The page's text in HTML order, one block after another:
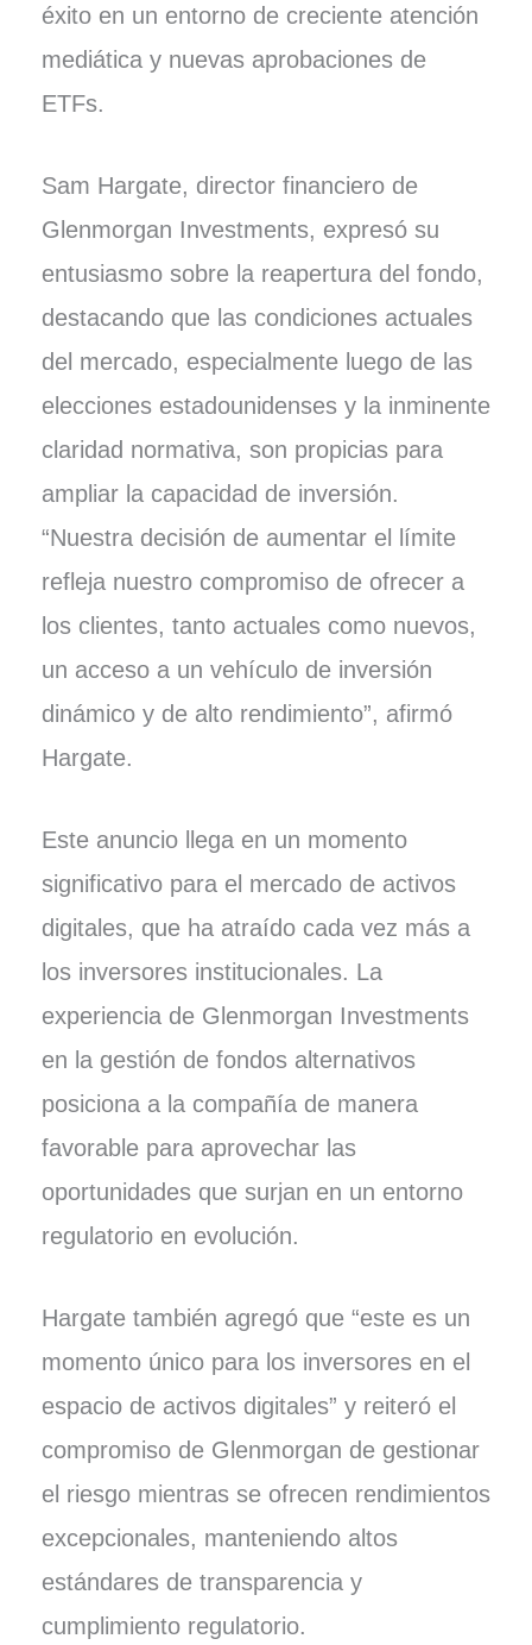
éxito en un entorno de creciente atención
mediática y nuevas aprobaciones de
ETFs.
Sam Hargate, director financiero de
Glenmorgan Investments, expresó su
entusiasmo sobre la reapertura del fondo,
destacando que las condiciones actuales
del mercado, especialmente luego de las
elecciones estadounidenses y la inminente
claridad normativa, son propicias para
ampliar la capacidad de inversión.
“Nuestra decisión de aumentar el límite
refleja nuestro compromiso de ofrecer a
los clientes, tanto actuales como nuevos,
un acceso a un vehículo de inversión
dinámico y de alto rendimiento”, afirmó
Hargate.
Este anuncio llega en un momento
significativo para el mercado de activos
digitales, que ha atraído cada vez más a
los inversores institucionales. La
experiencia de Glenmorgan Investments
en la gestión de fondos alternativos
posiciona a la compañía de manera
favorable para aprovechar las
oportunidades que surjan en un entorno
regulatorio en evolución.
Hargate también agregó que “este es un
momento único para los inversores en el
espacio de activos digitales” y reiteró el
compromiso de Glenmorgan de gestionar
el riesgo mientras se ofrecen rendimientos
excepcionales, manteniendo altos
estándares de transparencia y
cumplimiento regulatorio.